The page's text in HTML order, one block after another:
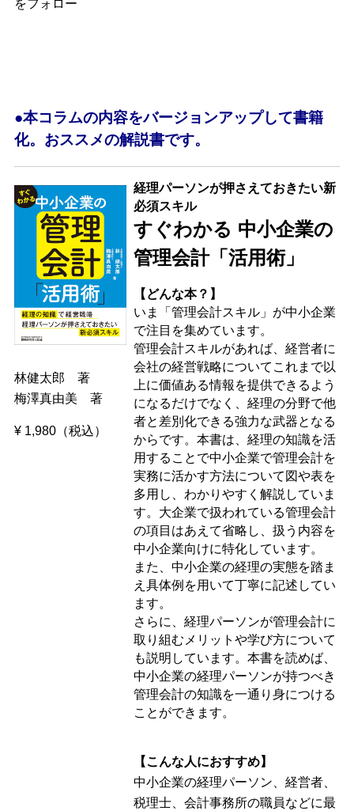
をフォロー
●本コラムの内容をバージョンアップして書籍
化。おススメの解説書です。
林健太郎 著
梅澤真由美 著
¥ 1,980（税込）
経理パーソンが押さえておきたい新
必須スキル
すぐわかる 中小企業の
管理会計「活用術」
【どんな本？】
いま「管理会計スキル」が中小企業
で注目を集めています。
管理会計スキルがあれば、経営者に
会社の経営戦略についてこれまで以
上に価値ある情報を提供できるよう
になるだけでなく、経理の分野で他
者と差別化できる強力な武器となる
からです。本書は、経理の知識を活
用することで中小企業で管理会計を
実務に活かす方法について図や表を
多用し、わかりやすく解説していま
す。大企業で扱われている管理会計
の項目はあえて省略し、扱う内容を
中小企業向けに特化しています。
また、中小企業の経理の実態を踏ま
え具体例を用いて丁寧に記述してい
ます。
さらに、経理パーソンが管理会計に
取り組むメリットや学び方について
も説明しています。本書を読めば、
中小企業の経理パーソンが持つべき
管理会計の知識を一通り身につける
ことができます。
【こんな人におすすめ】
中小企業の経理パーソン、経営者、
税理士、会計事務所の職員などに最